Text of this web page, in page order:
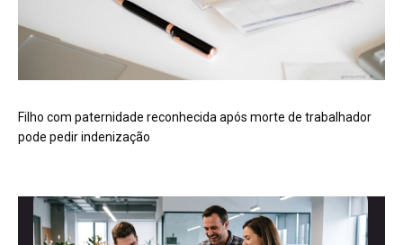
Filho com paternidade reconhecida após morte de trabalhador
pode pedir indenização